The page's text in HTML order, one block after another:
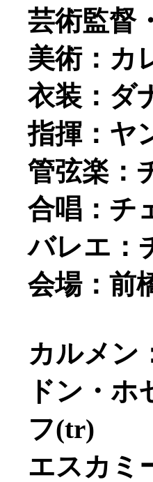
芸術監督
美術：カ
衣装：ダ
指揮：ヤ
管弦楽：
合唱：チ
バレエ：
会場：前
カルメン
ドン・
フ(tr)
エスカミ